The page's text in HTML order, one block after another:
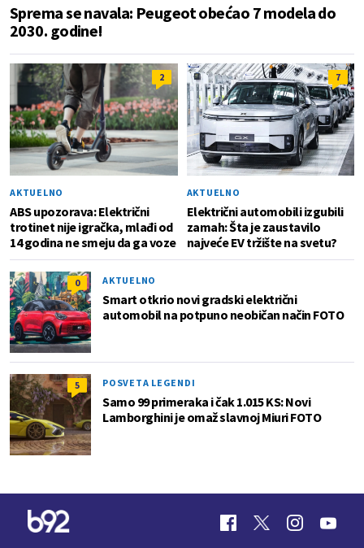
Sprema se navala: Peugeot obećao 7 modela do
2030. godine!
2
AKTUELNO
ABS upozorava: Električni
trotinet nije igračka, mlađi od
14 godina ne smeju da ga voze
7
AKTUELNO
Električni automobili izgubili
zamah: Šta je zaustavilo
najveće EV tržište na svetu?
0 AKTUELNO
Smart otkrio novi gradski električni
automobil na potpuno neobičan način FOTO
5 POSVETA LEGENDI
Samo 99 primeraka i čak 1.015 KS: Novi
Lamborghini je omaž slavnoj Miuri FOTO